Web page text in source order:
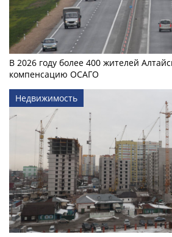
В 2026 году более 400 жителей
компенсацию ОСАГО
Недвижимость